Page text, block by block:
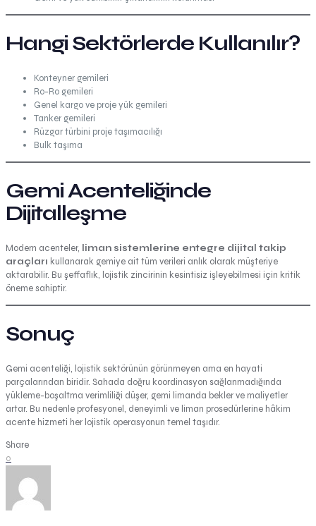
Hangi Sektörlerde Kullanılır?
Konteyner gemileri
Ro-Ro gemileri
Genel kargo ve proje yük gemileri
Tanker gemileri
Rüzgar türbini proje taşımacılığı
Bulk taşıma
Gemi Acenteliğinde
Dijitalleşme
Modern acenteler, liman sistemlerine entegre dijital takip
araçları kullanarak gemiye ait tüm verileri anlık olarak müşteriye
aktarabilir. Bu şeffaflık, lojistik zincirinin kesintisiz işleyebilmesi için kritik
öneme sahiptir.
Sonuç
Gemi acenteliği, lojistik sektörünün görünmeyen ama en hayati
parçalarından biridir. Sahada doğru koordinasyon sağlanmadığında
yükleme-boşaltma verimliliği düşer, gemi limanda bekler ve maliyetler
artar. Bu nedenle profesyonel, deneyimli ve liman prosedürlerine hâkim
acente hizmeti her lojistik operasyonun temel taşıdır.
Share
0